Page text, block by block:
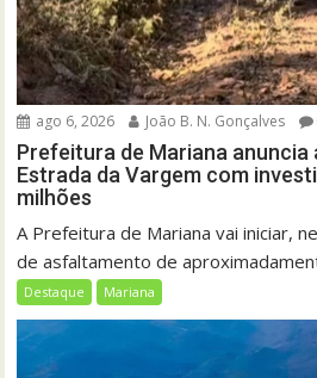
ago 6, 2026 João B. N. Gonçalves
Prefeitura de Mariana
Estrada da Vargem com
milhões
A Prefeitura de Mariana vai iniciar,
de asfaltamento de
Destaque Mariana